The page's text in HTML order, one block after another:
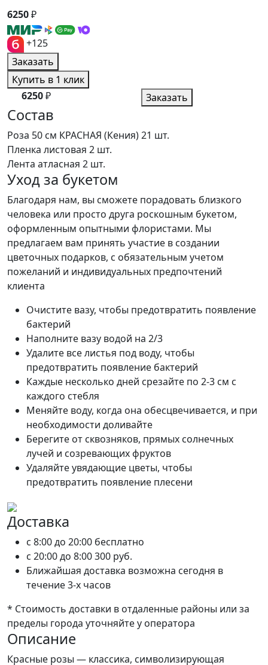
6250₽
+125
Заказать
Купить в 1 клик
6250₽ Заказать
Состав
Роза 50 см КРАСНАЯ (Кения)21 шт.
Пленка листовая 2 шт.
Лента атласная 2 шт.
Уход за букетом
Благодаря нам, вы сможете порадовать близкого
человека или просто друга роскошным букетом,
оформленным опытными флористами. Мы
предлагаем вам принять участие в создании
цветочных подарков, с обязательным учетом
пожеланий и индивидуальных предпочтений
клиента
Очистите вазу, чтобы предотвратить появление
бактерий
Наполните вазу водой на 2/3
Удалите все листья под воду, чтобы
предотвратить появление бактерий
Каждые несколько дней срезайте по 2-3 см с
каждого стебля
Меняйте воду, когда она обесцвечивается, и при
необходимости доливайте
Берегите от сквозняков, прямых солнечных
лучей и созревающих фруктов
Удаляйте увядающие цветы, чтобы
предотвратить появление плесени
Доставка
c 8:00 до 20:00 бесплатно
c 20:00 до 8:00300 руб.
Ближайшая доставка возможна сегодня в
течение 3-х часов
* Стоимость доставки в отдаленные районы или за
пределы города уточняйте у оператора
Описание
Красные розы — классика, символизирующая